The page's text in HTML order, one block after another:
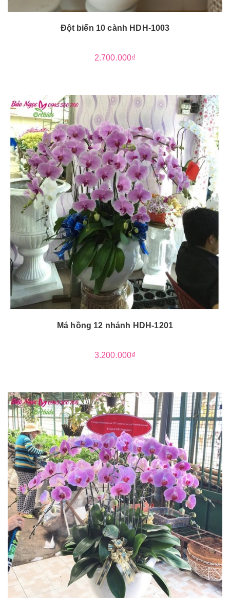
Đột biến 10 cành HDH-1003
2.700.000₫
Má hồng 12 nhánh HDH-1201
3.200.000₫